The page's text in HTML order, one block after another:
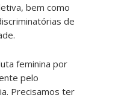
bem como
de
feminina por
pelo
Precisamos ter